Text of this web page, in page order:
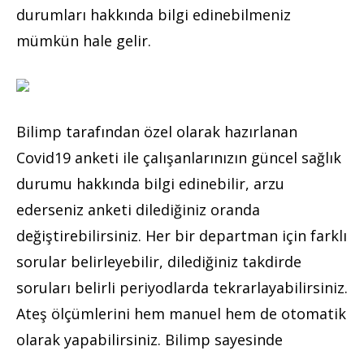
durumları hakkında bilgi edinebilmeniz
mümkün hale gelir.
Bilimp tarafından özel olarak hazırlanan
Covid19 anketi ile çalışanlarınızın güncel sağlık
durumu hakkında bilgi edinebilir, arzu
ederseniz anketi dilediğiniz oranda
değiştirebilirsiniz. Her bir departman için farklı
sorular belirleyebilir, dilediğiniz takdirde
soruları belirli periyodlarda tekrarlayabilirsiniz.
Ateş ölçümlerini hem manuel hem de otomatik
olarak yapabilirsiniz. Bilimp sayesinde